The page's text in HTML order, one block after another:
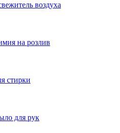
воздуха
на розлив
стирки
для рук